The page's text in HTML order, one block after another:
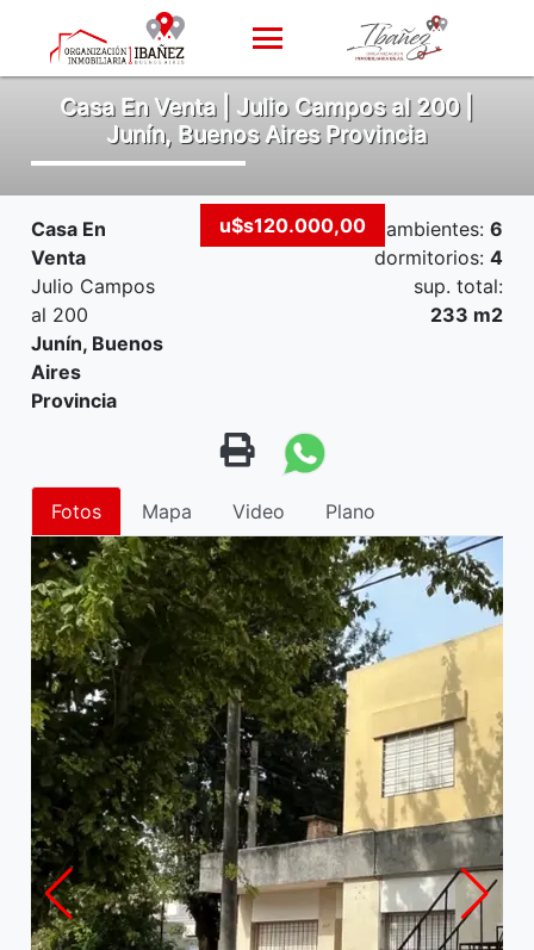
Casa En Venta | Julio Campos al 200 |
Junín, Buenos Aires Provincia
Casa En
Venta
Julio Campos
al 200
Junín, Buenos
Aires
Provincia
u$s120.000,00 ambientes: 6
dormitorios: 4
sup. total:
233 m2
Fotos Mapa Video Plano